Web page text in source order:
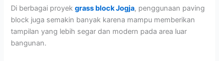
Di berbagai proyekgrass block Jogja, penggunaan paving
block juga semakin banyak karena mampu memberikan
tampilan yang lebih segar dan modern pada area luar
bangunan.